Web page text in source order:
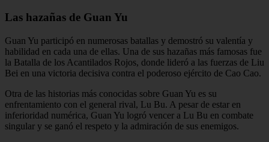
Las hazañas de Guan Yu
Guan Yu participó en numerosas batallas y demostró su valentía y
habilidad en cada una de ellas. Una de sus hazañas más famosas fue
la Batalla de los Acantilados Rojos, donde lideró a las fuerzas de Liu
Bei en una victoria decisiva contra el poderoso ejército de Cao Cao.
Otra de las historias más conocidas sobre Guan Yu es su
enfrentamiento con el general rival, Lu Bu. A pesar de estar en
inferioridad numérica, Guan Yu logró vencer a Lu Bu en combate
singular y se ganó el respeto y la admiración de sus enemigos.